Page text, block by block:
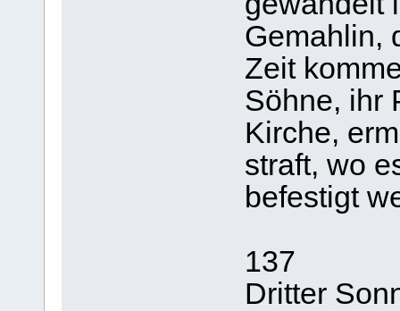
Gemahlin,
Zeit
Söhne, ihr
Kirche,
straft, wo
befestigt
137
Dritter